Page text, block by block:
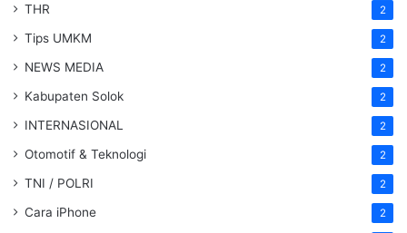
THR 2
Tips UMKM 2
NEWS MEDIA 2
Kabupaten Solok 2
INTERNASIONAL 2
Otomotif & Teknologi 2
TNI / POLRI 2
Cara iPhone 2